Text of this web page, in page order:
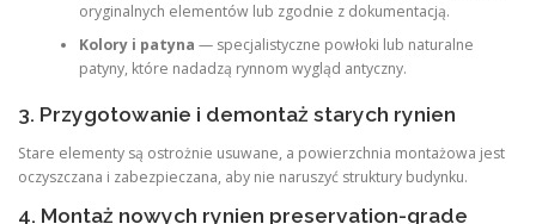
oryginalnych elementów lub zgodnie z dokumentacją.
Kolory i patyna — specjalistyczne powłoki lub naturalne
patyny, które nadadzą rynnom wygląd antyczny.
3. Przygotowanie i demontaż starych rynien
Stare elementy są ostrożnie usuwane, a powierzchnia montażowa jest
oczyszczana i zabezpieczana, aby nie naruszyć struktury budynku.
4. Montaż nowych rynien preservation-grade